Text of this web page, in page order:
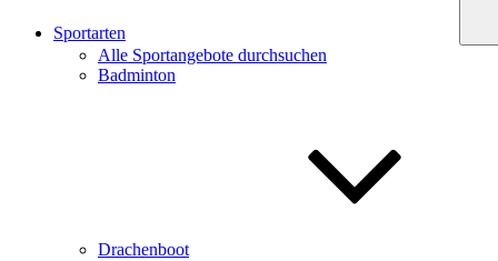
Sportarten
Alle Sportangebote durchsuchen
Badminton
Drachenboot